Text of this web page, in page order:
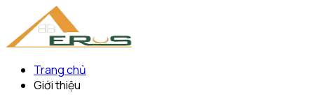
Trang chủ
Giới thiệu